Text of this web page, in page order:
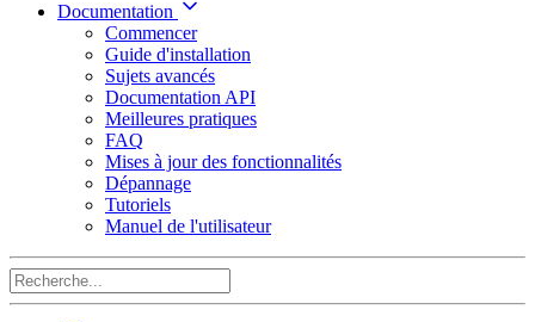
Documentation
Commencer
Guide d'installation
Sujets avancés
Documentation API
Meilleures pratiques
FAQ
Mises à jour des fonctionnalités
Dépannage
Tutoriels
Manuel de l'utilisateur